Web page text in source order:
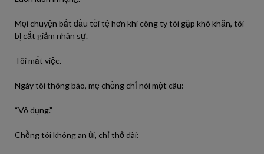
Mọi chuyện bắt đầu tồi tệ hơn khi công ty tôi gặp khó khăn, tôi
bị cắt giảm nhân sự.
Tôi mất việc.
Ngày tôi thông báo, mẹ chồng chỉ nói một câu:
“Vô dụng.”
Chồng tôi không an ủi, chỉ thở dài: